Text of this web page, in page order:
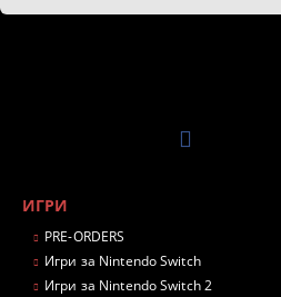
ИГРИ
PRE-ORDERS
Игри за Nintendo Switch
Игри за Nintendo Switch 2